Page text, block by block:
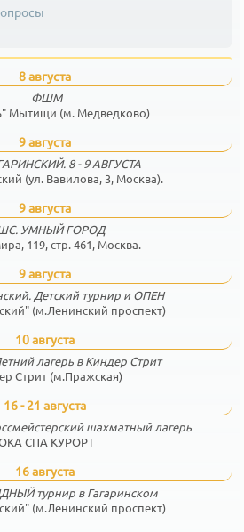
8 августа
ФШМ
Мытищи (м. Медведково)
9 августа
8 - 9 АВГУСТА
(ул. Вавилова, 3, Москва).
9 августа
УМНЫЙ ГОРОД
119, стр. 461, Москва.
9 августа
Детский турнир и ОПЕН
(м.Ленинский проспект)
10 августа
лагерь в Киндер Стрит
Стрит (м.Пражская)
16 - 21 августа
шахматный лагерь
СПА КУРОРТ
16 августа
турнир в Гагаринском
(м.Ленинский проспект)